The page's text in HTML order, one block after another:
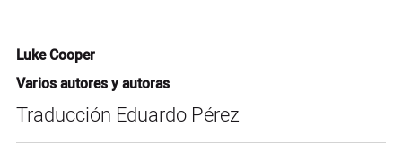
Luke Cooper
Varios autores y autoras
Traducción Eduardo Pérez